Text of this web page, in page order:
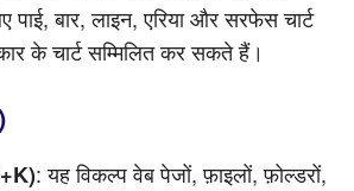
बार, लाइन, एरिया और सरफेस चार्ट
के चार्ट सम्मिलित कर सकते हैं।
: यह विकल्प वेब पेजों, फ़ाइलों, फ़ोल्डरों,